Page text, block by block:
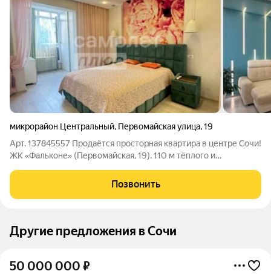
микрорайон Центральный, Первомайская улица,19
Арт. 137845557 Продаётся просторная квартира в центре Сочи!
ЖК «Фальконе» (Первомайская, 19). 110 м тёплого и
кухня-столовая для уютных ужинов гардеробная,
Позвонить
Другие предложения в Сочи
50 000 000 ₽